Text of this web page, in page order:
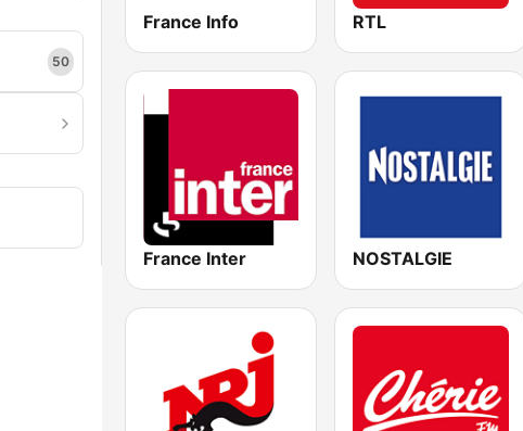
50
France Info RTL
France Inter NOSTALGIE